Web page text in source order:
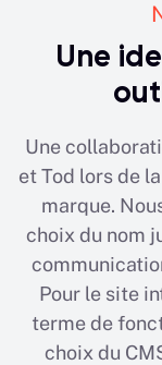
Une
Une
et Tod lors de
marque.
choix du nom
Pour le site
terme de
choix du